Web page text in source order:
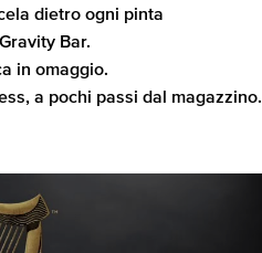
dietro ogni pinta
Bar.
in omaggio.
a pochi passi dal magazzino.